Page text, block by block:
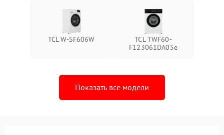
TCL W-SF606W
TCL TWF60-
F123061DA05e
Показать все модели